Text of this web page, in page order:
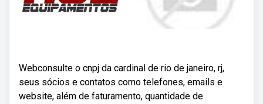
Webconsulte o cnpj da cardinal de rio de janeiro, rj,
seus sócios e contatos como telefones, emails e
website, além de faturamento, quantidade de